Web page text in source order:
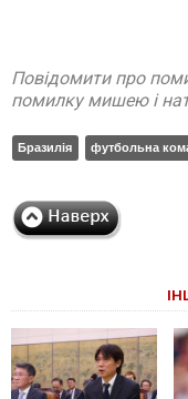
Повідомити про
помилку мишею і
Бразилія футбольна